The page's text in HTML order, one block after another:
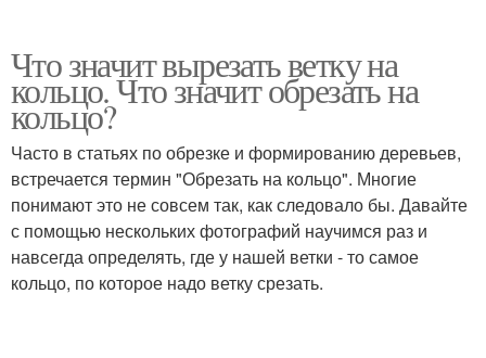
Что значит вырезать ветку на
кольцо. Что значит обрезать на
кольцо?
Часто в статьях по обрезке и формированию деревьев,
встречается термин "Обрезать на кольцо". Многие
понимают это не совсем так, как следовало бы. Давайте
с помощью нескольких фотографий научимся раз и
навсегда определять, где у нашей ветки - то самое
кольцо, по которое надо ветку срезать.